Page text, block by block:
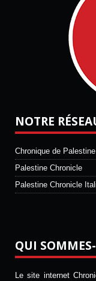
NOTRE
Chronique de Palestine
Palestine Chronicle
Palestine Chronicle
QUI
Le site internet